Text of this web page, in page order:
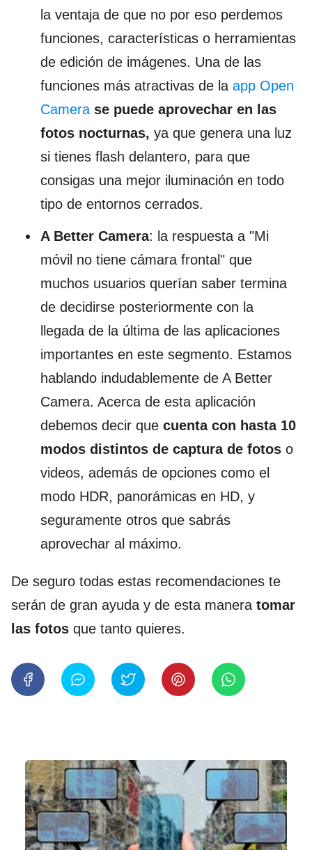
la ventaja de que no por eso perdemos
funciones, características o herramientas
de edición de imágenes. Una de las
funciones más atractivas de la app Open
Camera se puede aprovechar en las
fotos nocturnas, ya que genera una luz
si tienes flash delantero, para que
consigas una mejor iluminación en todo
tipo de entornos cerrados.
A Better Camera: la respuesta a "Mi
móvil no tiene cámara frontal" que
muchos usuarios querían saber termina
de decidirse posteriormente con la
llegada de la última de las aplicaciones
importantes en este segmento. Estamos
hablando indudablemente de A Better
Camera. Acerca de esta aplicación
debemos decir que cuenta con hasta 10
modos distintos de captura de fotos o
videos, además de opciones como el
modo HDR, panorámicas en HD, y
seguramente otros que sabrás
aprovechar al máximo.
De seguro todas estas recomendaciones te
serán de gran ayuda y de esta manera tomar
las fotos que tanto quieres.